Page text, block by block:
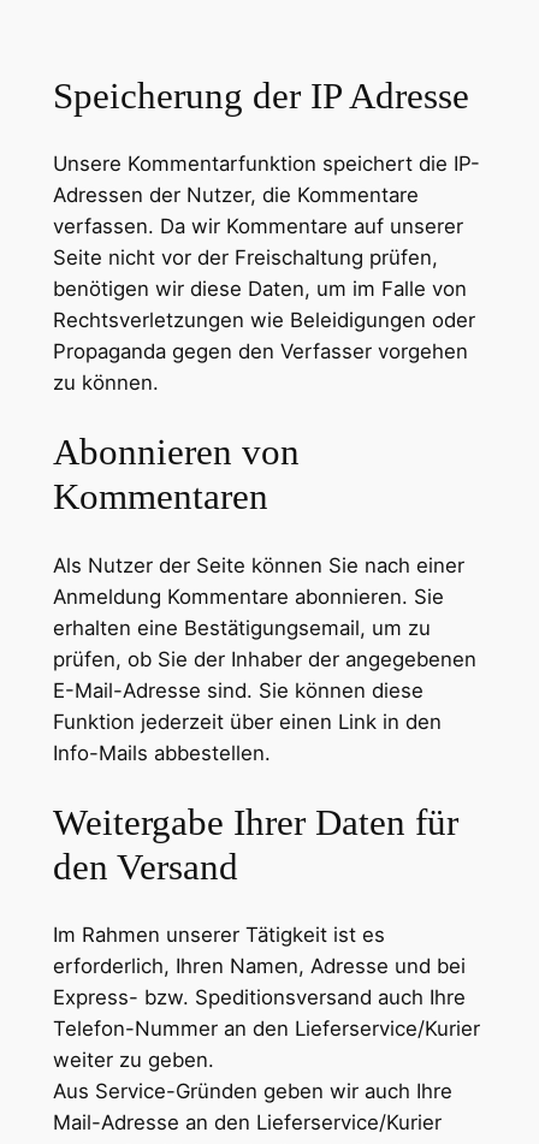
Speicherung der IP Adresse
Unsere Kommentarfunktion speichert die IP-
Adressen der Nutzer, die Kommentare
verfassen. Da wir Kommentare auf unserer
Seite nicht vor der Freischaltung prüfen,
benötigen wir diese Daten, um im Falle von
Rechtsverletzungen wie Beleidigungen oder
Propaganda gegen den Verfasser vorgehen
zu können.
Abonnieren von
Kommentaren
Als Nutzer der Seite können Sie nach einer
Anmeldung Kommentare abonnieren. Sie
erhalten eine Bestätigungsemail, um zu
prüfen, ob Sie der Inhaber der angegebenen
E-Mail-Adresse sind. Sie können diese
Funktion jederzeit über einen Link in den
Info-Mails abbestellen.
Weitergabe Ihrer Daten für
den Versand
Im Rahmen unserer Tätigkeit ist es
erforderlich, Ihren Namen, Adresse und bei
Express- bzw. Speditionsversand auch Ihre
Telefon-Nummer an den Lieferservice/Kurier
weiter zu geben.
Aus Service-Gründen geben wir auch Ihre
Mail-Adresse an den Lieferservice/Kurier